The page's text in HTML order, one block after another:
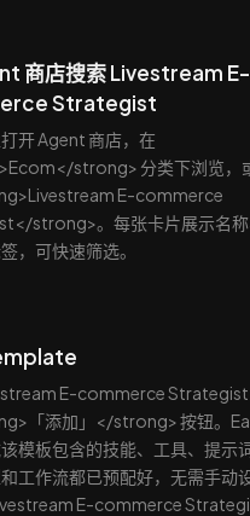
商店搜索 Livestream E-
Strategist
开 Agent 商店，在
strong> 分类下浏览，
E-commerce
strong>。每张卡片展示名
，可快速筛选。
E-commerce Strategist
「添加」</strong> 按钮。
模板包含的技能、工具、提示
工作流都已预配好，无需手动
E-commerce